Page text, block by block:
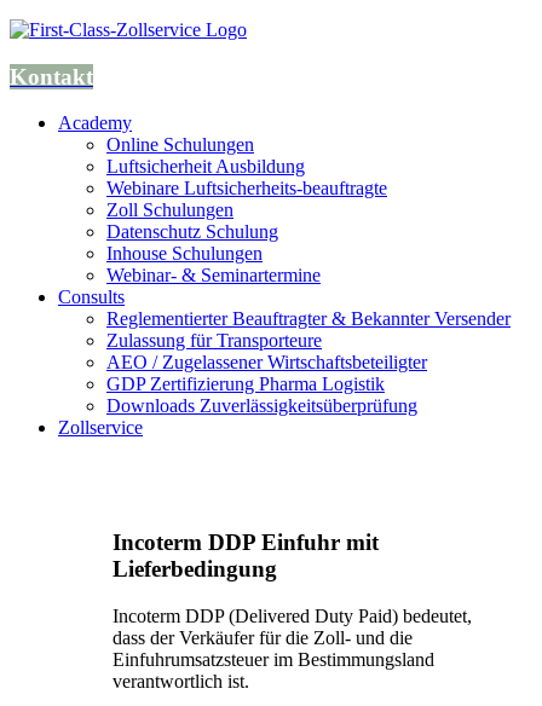
Kontakt
Academy
Online Schulungen
Luftsicherheit Ausbildung
Webinare Luftsicherheits-beauftragte
Zoll Schulungen
Datenschutz Schulung
Inhouse Schulungen
Webinar- & Seminartermine
Consults
Reglementierter Beauftragter & Bekannter Versender
Zulassung für Transporteure
AEO / Zugelassener Wirtschaftsbeteiligter
GDP Zertifizierung Pharma Logistik
Downloads Zuverlässigkeitsüberprüfung
Zollservice
Incoterm DDP Einfuhr mit
Lieferbedingung
Incoterm DDP (Delivered Duty Paid) bedeutet,
dass der Verkäufer für die Zoll- und die
Einfuhrumsatzsteuer im Bestimmungsland
verantwortlich ist.